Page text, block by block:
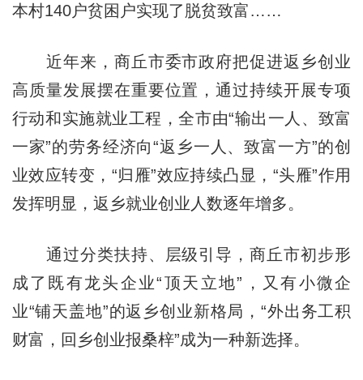
本村140户贫困户实现了脱贫致富……
近年来，商丘市委市政府把促进返乡创业
高质量发展摆在重要位置，通过持续开展专项
行动和实施就业工程，全市由“输出一人、致富
一家”的劳务经济向“返乡一人、致富一方”的创
业效应转变，“归雁”效应持续凸显，“头雁”作用
发挥明显，返乡就业创业人数逐年增多。
通过分类扶持、层级引导，商丘市初步形
成了既有龙头企业“顶天立地”，又有小微企
业“铺天盖地”的返乡创业新格局，“外出务工积
财富，回乡创业报桑梓”成为一种新选择。